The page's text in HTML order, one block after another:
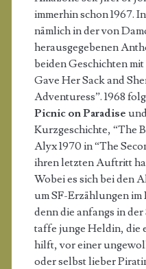
immerhin schon 1967.
nämlich in der von
herausgegebenen
beiden Geschichten
Gave Her Sack and
Adventuress”. 1968
Picnic on Paradise
Kurzgeschichte, “The
Alyx 1970 in “The
ihren letzten Auftritt
Wobei es sich bei den
um SF-Erzählungen im
denn die anfangs in
taffe junge Heldin, die
hilft, vor einer
oder selbst lieber